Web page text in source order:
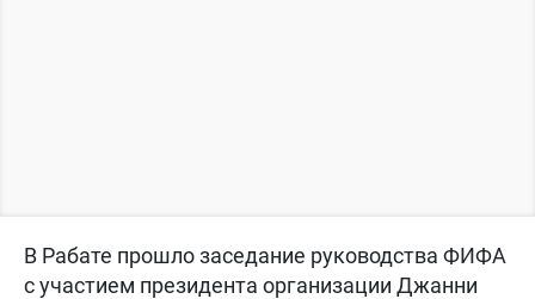
В Рабате прошло заседание руководства ФИФА
с участием президента организации Джанни